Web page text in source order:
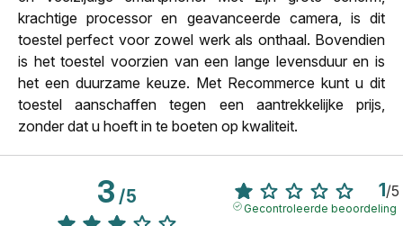
krachtige processor en geavanceerde camera, is dit
toestel perfect voor zowel werk als onthaal. Bovendien
is het toestel voorzien van een lange levensduur en is
het een duurzame keuze. Met Recommerce kunt u dit
toestel aanschaffen tegen een aantrekkelijke prijs,
zonder dat u hoeft in te boeten op kwaliteit.
3/5 1/5
Gecontroleerde beoordeling